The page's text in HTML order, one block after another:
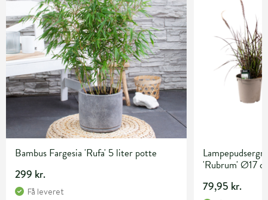
Bambus Fargesia 'Rufa' 5 liter potte
299 kr.
Få leveret
'Rubrum' Ø17
79,95 kr.